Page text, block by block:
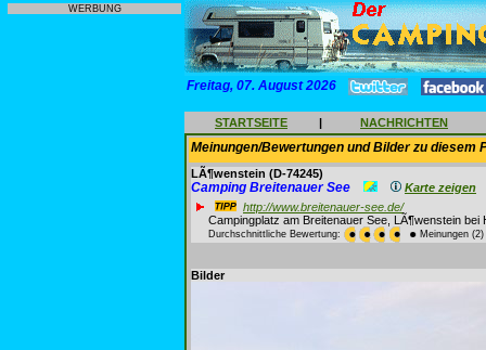
WERBUNG
Freitag, 07. August 2026
STARTSEITE | NACHRICHTEN
Meinungen/Bewertungen und Bilder zu diesem
LÃ¶wenstein (D-74245)
Camping Breitenauer See
Karte zeigen
http://www.breitenauer-see.de/
Campingplatz am Breitenauer See, LÃ¶wenstein bei
Durchschnittliche Bewertung: Meinungen (2)
Bilder